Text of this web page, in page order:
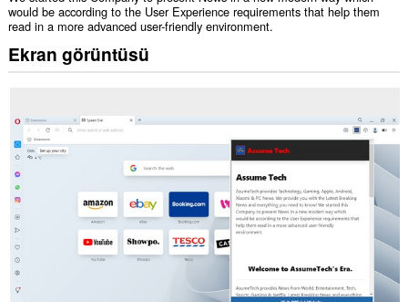
would be according to the User Experience requirements that help them
read in a more advanced user-friendly environment.
Ekran görüntüsü